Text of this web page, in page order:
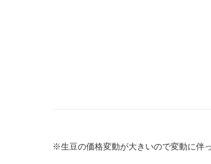
※生豆の価格変動が大きいので変動に伴